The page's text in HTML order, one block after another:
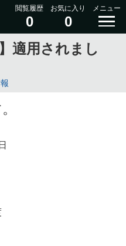
閲覧履歴
0
お気に入り
0
メニュー
適用されまし